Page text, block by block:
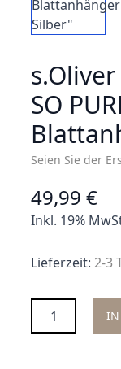
SO
Seien Sie der
49,99 €
Inkl. 19%
Lieferzeit: 2-3
Menge IN